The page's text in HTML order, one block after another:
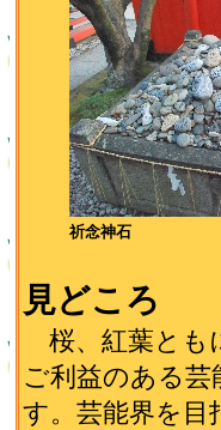
祈念神石
見どころ
桜、紅葉とも
ご利益のある
す。芸能界を